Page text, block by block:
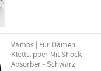
Vamos | Fur Damen
Klettslipper Mit Shock-
Absorber - Schwarz